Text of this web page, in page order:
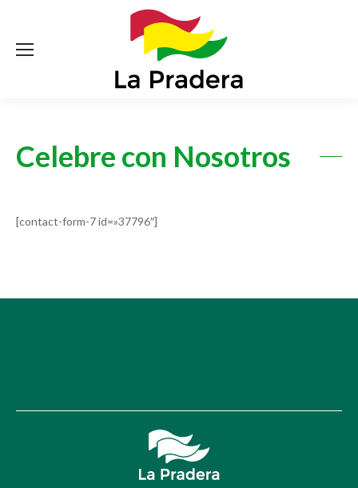
Celebre con Nosotros
[contact-form-7 id=»37796″]